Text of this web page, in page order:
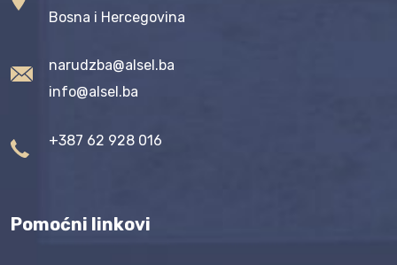
Bosna i Hercegovina
narudzba@alsel.ba
info@alsel.ba
+387 62 928 016
Pomoćni linkovi